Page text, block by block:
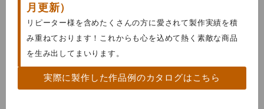
月更新）
リピーター様を含めたくさんの方に愛されて製作実績を積
み重ねております！これからも心を込めて熱く素敵な商品
を生み出してまいります。
実際に製作した作品例のカタログはこちら